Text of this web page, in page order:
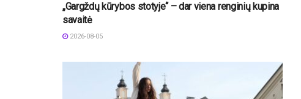
„Gargždų kūrybos stotyje“ – dar viena renginių kupina
savaitė
2026-08-05